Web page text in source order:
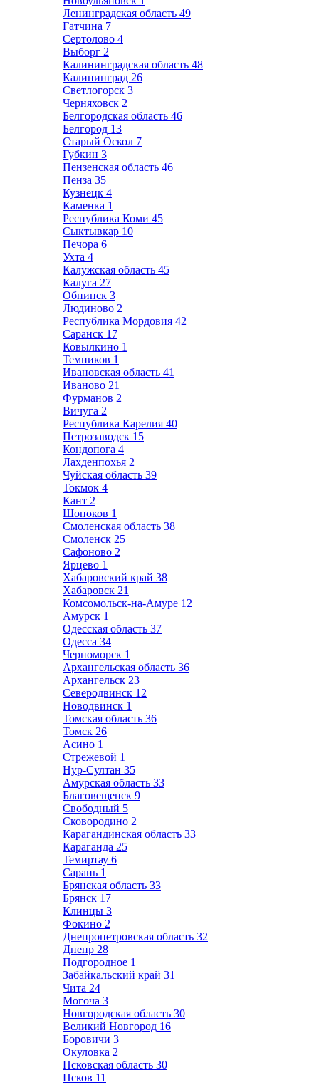
Ленинградская область 49
Гатчина 7
Сертолово 4
Выборг 2
Калининградская область 48
Калининград 26
Светлогорск 3
Черняховск 2
Белгородская область 46
Белгород 13
Старый Оскол 7
Губкин 3
Пензенская область 46
Пенза 35
Кузнецк 4
Каменка 1
Республика Коми 45
Сыктывкар 10
Печора 6
Ухта 4
Калужская область 45
Калуга 27
Обнинск 3
Людиново 2
Республика Мордовия 42
Саранск 17
Ковылкино 1
Темников 1
Ивановская область 41
Иваново 21
Фурманов 2
Вичуга 2
Республика Карелия 40
Петрозаводск 15
Кондопога 4
Лахденпохья 2
Чуйская область 39
Токмок 4
Кант 2
Шопоков 1
Смоленская область 38
Смоленск 25
Сафоново 2
Ярцево 1
Хабаровский край 38
Хабаровск 21
Комсомольск-на-Амуре 12
Амурск 1
Одесская область 37
Одесса 34
Черноморск 1
Архангельская область 36
Архангельск 23
Северодвинск 12
Новодвинск 1
Томская область 36
Томск 26
Асино 1
Стрежевой 1
Нур-Султан 35
Амурская область 33
Благовещенск 9
Свободный 5
Сковородино 2
Карагандинская область 33
Караганда 25
Темиртау 6
Сарань 1
Брянская область 33
Брянск 17
Клинцы 3
Фокино 2
Днепропетровская область 32
Днепр 28
Подгородное 1
Забайкальский край 31
Чита 24
Могоча 3
Новгородская область 30
Великий Новгород 16
Боровичи 3
Окуловка 2
Псковская область 30
Псков 11